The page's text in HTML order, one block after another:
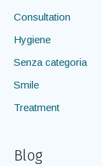
Consultation
Hygiene
Senza categoria
Smile
Treatment
Blog